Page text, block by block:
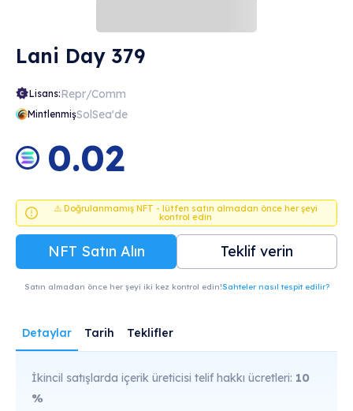
Lani Day 379
Lisans:Repr/Comm
MintlenmişSolSea'de
0.02
⚠️ Doğrulanmamış NFT - lütfen satın almadan önce her şeyi
kontrol edin
NFT Satın Alın Teklif verin
Satın almadan önce her şeyi iki kez kontrol edin!Sahteler nasıl tespit edilir?
Detaylar Tarih Teklifler
İkincil satışlarda içerik üreticisi telif hakkı ücretleri: 10
%